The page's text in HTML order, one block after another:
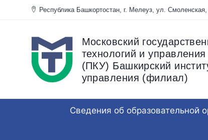
Перейти
Республика Башкортостан, г. Мелеуз, ул.
Московский
технологий и
(ПКУ) Башкирский
управления (филиал)
Сведения об образовательной